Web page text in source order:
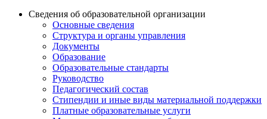
Сведения об образовательной организации
Основные сведения
Структура и органы управления
Документы
Образование
Образовательные стандарты
Руководство
Педагогический состав
Стипендии и иные виды материальной поддержки
Платные образовательные услуги